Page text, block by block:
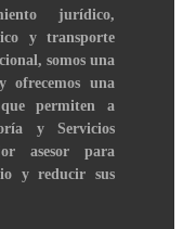
jurídico,
y transporte
somos una
ofrecemos una
permiten a
y Servicios
asesor para
y reducir sus